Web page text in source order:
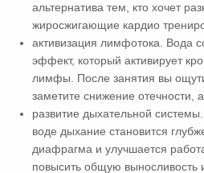
альтернатива тем, кто хочет
жиросжигающие кардио
активизация лимфотока. Вода
эффект, который активирует
лимфы. После занятия вы
заметите снижение отечности,
развитие дыхательной
воде дыхание становится
диафрагма и улучшается
повысить общую выносливость